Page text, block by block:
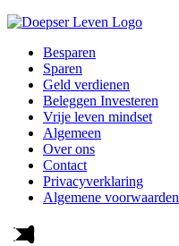
Besparen
Sparen
Geld verdienen
Beleggen Investeren
Vrije leven mindset
Algemeen
Over ons
Contact
Privacyverklaring
Algemene voorwaarden